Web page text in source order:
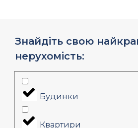
Знайдіть свою
нерухомість:
Будинки
Квартири